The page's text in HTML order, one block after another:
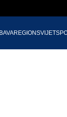
REGIONSVIJET